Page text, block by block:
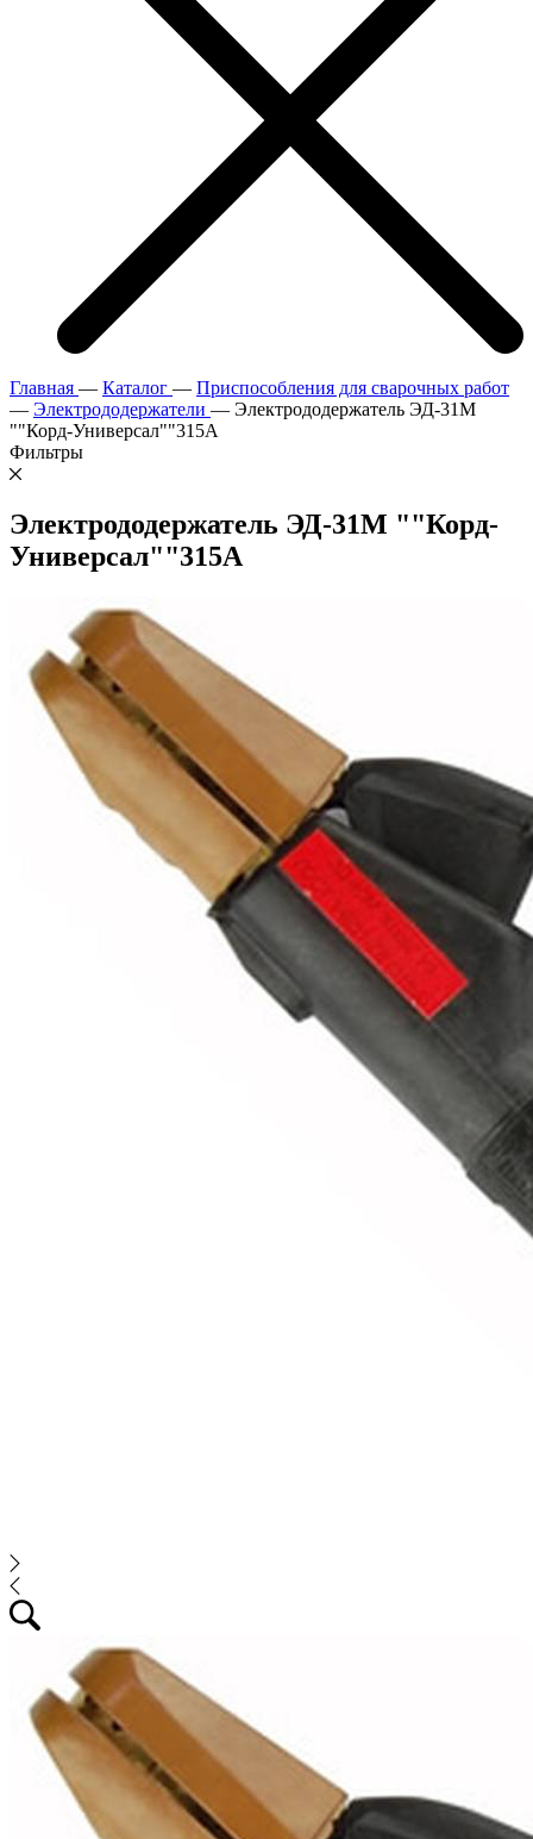
Главная — Каталог — Приспособления для сварочных работ
— Электрододержатели — Электрододержатель ЭД-31М
""Корд-Универсал""315А
Фильтры
Электрододержатель ЭД-31М ""Корд-
Универсал""315А